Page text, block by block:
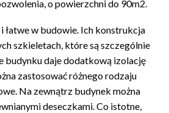
o powierzchni do 90m2.
łatwe w budowie. Ich konstrukcja
szkieletach, które są szczególnie
budynku daje dodatkową izolację
zastosować różnego rodzaju
Na zewnątrz budynek można
deseczkami. Co istotne,